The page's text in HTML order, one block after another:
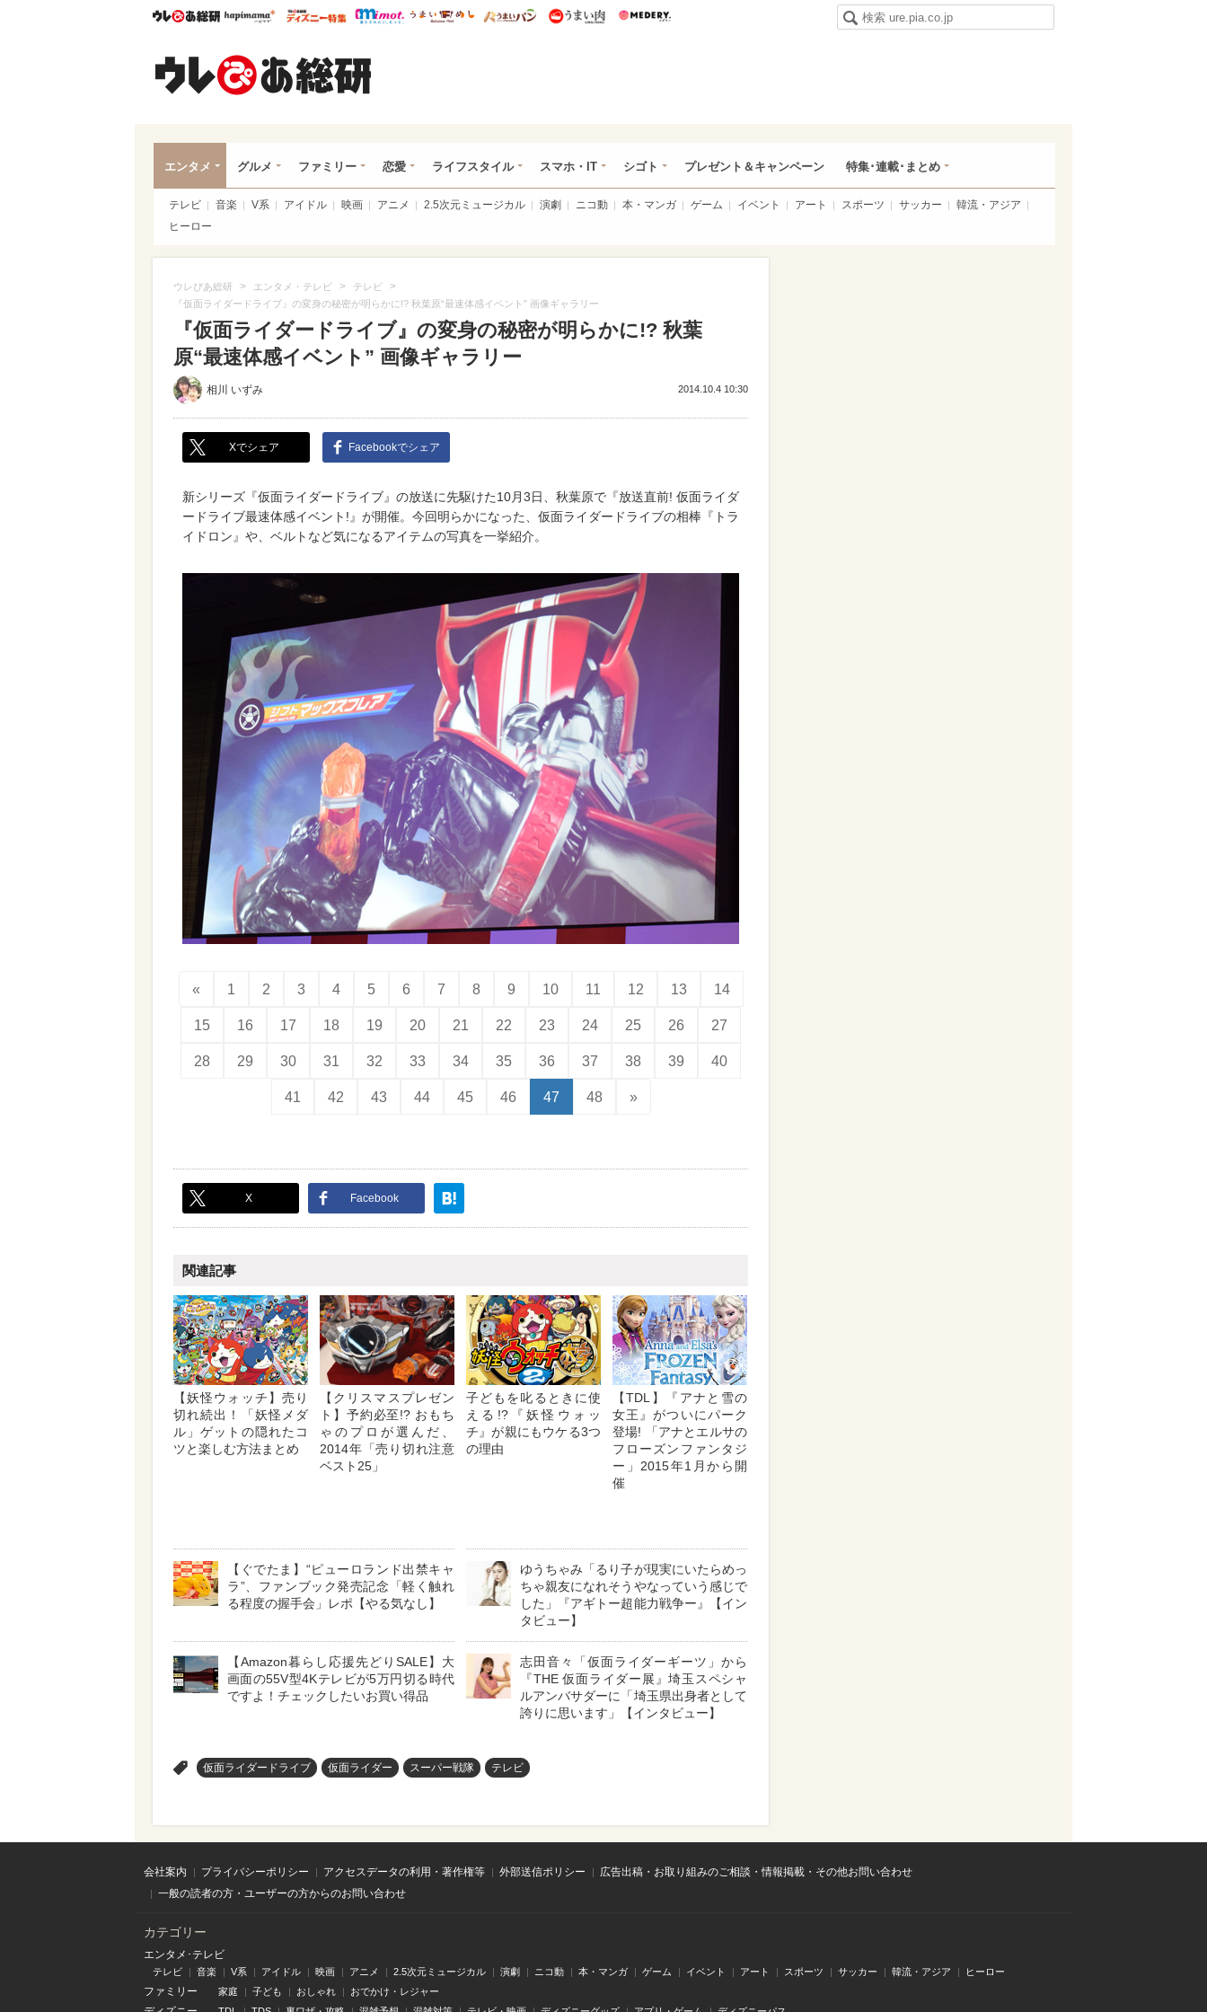
ウレぴあ総研ハピママ* ウレぴあ総研 ディズニー特集
mimot. うまいめし うまいパン うまい肉
エンタメ グルメ ファミリー 恋愛 ライフスタイル スマホ・IT シゴト プレゼント＆キャンペーン 特集･連載･まとめ
テレビ 音楽 V系 アイドル 映画 アニメ 2.5次元ミュージカル 演劇 ニコ動 本・マンガ ゲーム イベント アート スポーツ サッカー
韓流・アジア
ヒーロー
ウレぴあ総研 > エンタメ・テレビ > テレビ >
『仮面ライダードライブ』の変身の秘密が明らかに!? 秋葉原“最速体感イベント” 画像ギャラリー
『仮面ライダードライブ』の変身の秘密が明らかに!? 秋葉
原“最速体感イベント” 画像ギャラリー
相川 いずみ 2014.10.4 10:30
Xでシェア Facebookでシェア
新シリーズ『仮面ライダードライブ』の放送に先駆けた10月3日、秋葉原で『放送直前! 仮面ライダ
ードライブ最速体感イベント!』が開催。今回明らかになった、仮面ライダードライブの相棒『トラ
イドロン』や、ベルトなど気になるアイテムの写真を一挙紹介。
« 1 2 3 4 5 6 7 8 9 10 11 12 13 14
15 16 17 18 19 20 21 22 23 24 25 26 27
28 29 30 31 32 33 34 35 36 37 38 39 40
41 42 43 44 45 46 47 48 »
X Facebook
関連記事
【妖怪ウォッチ】売り
切れ続出！「妖怪メダ
ル」ゲットの隠れたコ
ツと楽しむ方法まとめ
【クリスマスプレゼン
ト】予約必至!? おもち
ゃのプロが選んだ、
2014年「売り切れ注意
ベスト25」
子どもを叱るときに使
える!?『妖怪ウォッ
チ』が親にもウケる3つ
の理由
【TDL】『アナと雪の
女王』がついにパーク
登場! 「アナとエルサの
フローズンファンタジ
ー」2015年1月から開
催
【ぐでたま】“ピューロランド出禁キャ
ラ”、ファンブック発売記念「軽く触れ
る程度の握手会」レポ【やる気なし】
ゆうちゃみ「るり子が現実にいたらめっ
ちゃ親友になれそうやなっていう感じで
した」『アギトー超能力戦争ー』【イン
タビュー】
【Amazon暮らし応援先どりSALE】大
画面の55V型4Kテレビが5万円切る時代
ですよ！チェックしたいお買い得品
志田音々「仮面ライダーギーツ」から
『THE 仮面ライダー展』埼玉スペシャ
ルアンバサダーに「埼玉県出身者として
誇りに思います」【インタビュー】
仮面ライダードライブ 仮面ライダー スーパー戦隊 テレビ
会社案内 プライバシーポリシー アクセスデータの利用・著作権等 外部送信ポリシー
広告出稿・お取り組みのご相談・情報掲載・その他お問い合わせ
一般の読者の方・ユーザーの方からのお問い合わせ
カテゴリー
エンタメ･テレビ
テレビ 音楽 V系 アイドル 映画 アニメ 2.5次元ミュージカル 演劇 ニコ動 本・マンガ ゲーム イベント アート スポーツ サッカー 韓流・アジア ヒーロー
ファミリー 家庭 子ども おしゃれ おでかけ・レジャー